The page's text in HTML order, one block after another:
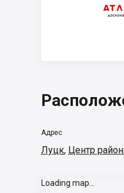
Адрес
Луцк, Центр район
Loading map...